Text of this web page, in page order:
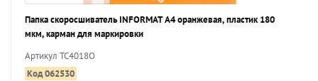
Папка скоросшиватель INFORMAT А4 оранжевая, пластик 180
мкм, карман для маркировки
Артикул TC4018O
Код 062530